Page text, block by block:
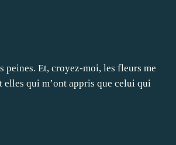
peines. Et, croyez-moi, les fleurs me
elles qui m’ont appris que celui qui